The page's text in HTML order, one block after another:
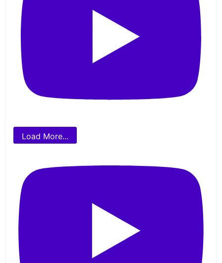
Load More...